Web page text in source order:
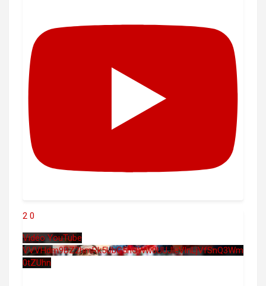
2 0
Vidéo YouTube
VVVHdm9BZ2hmRk5UbG5hOWw0UUJleVlnLjVfSnQ3Wm
0tZUhn